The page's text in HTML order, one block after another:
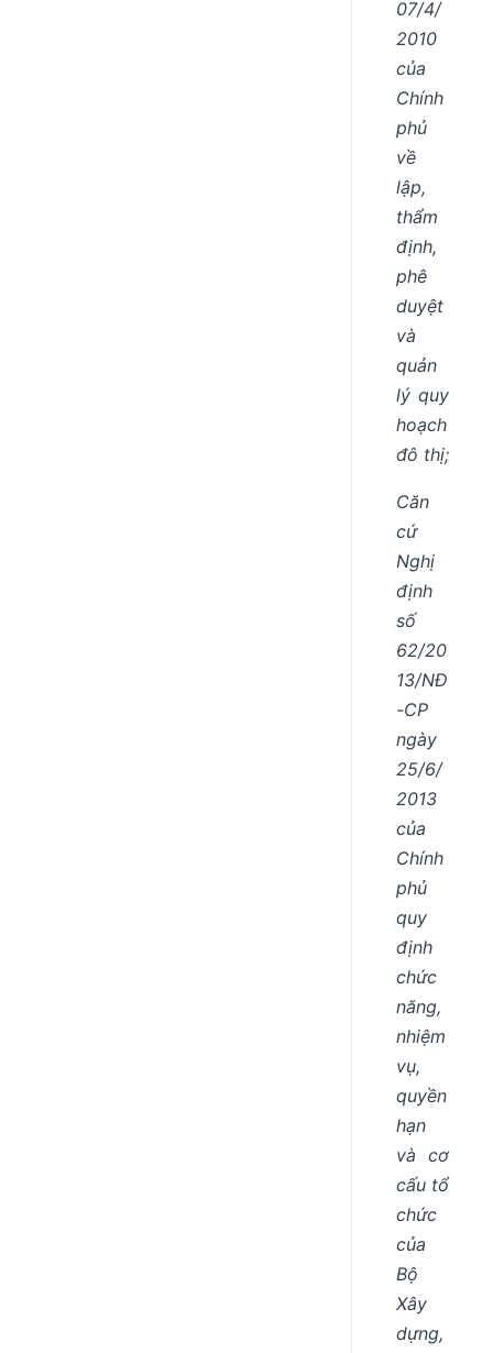
07/4/
2010
của
Chính
phủ
về
lập,
thẩm
định,
phê
duyệt
và
quản
lý quy
hoạch
đô thị;
Căn
cứ
Nghị
định
số
62/20
13/NĐ
-CP
ngày
25/6/
2013
của
Chính
phủ
quy
định
chức
năng,
nhiệm
vụ,
quyền
hạn
và cơ
cấu tổ
chức
của
Bộ
Xây
dựng,